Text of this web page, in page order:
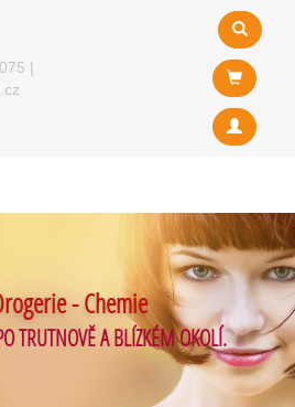
|
- Chemie
TRUTNOVĚ A BLÍZKÉM OKOLÍ.